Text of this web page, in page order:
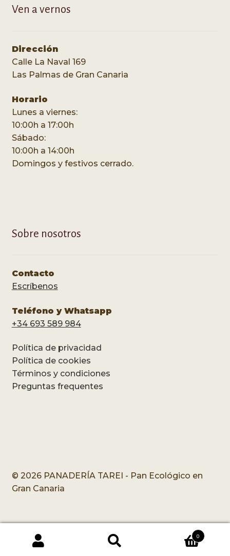
Ven a vernos
Dirección
Calle La Naval 169
Las Palmas de Gran Canaria
Horario
Lunes a viernes:
10:00h a 17:00h
Sábado:
10:00h a 14:00h
Domingos y festivos cerrado.
Sobre nosotros
Contacto
Escríbenos
Teléfono y Whatsapp
+34 693 589 984
Política de privacidad
Política de cookies
Términos y condiciones
Preguntas frequentes
© 2026 PANADERÍA TAREI - Pan Ecológico en
Gran Canaria
0